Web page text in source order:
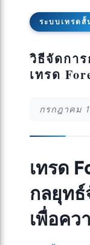
ระบบเทรดสั้
วิธีจัดกา
เทรด
กรกฎาคม
เทรด
กลยุทธ์
เพื่อคว